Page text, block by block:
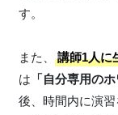
す。
また、 講師1人に
は 「自分専用の
後、時間内に演習